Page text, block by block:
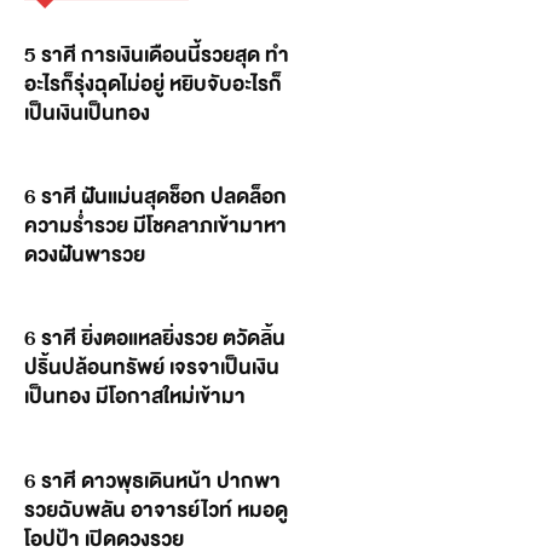
5 ราศี การเงินเดือนนี้รวยสุด ทำ
อะไรก็รุ่งฉุดไม่อยู่ หยิบจับอะไรก็
เป็นเงินเป็นทอง
6 ราศี ฝันแม่นสุดช็อก ปลดล็อก
ความร่ำรวย มีโชคลาภเข้ามาหา
ดวงฝันพารวย
6 ราศี ยิ่งตอแหลยิ่งรวย ตวัดลิ้น
ปริ้นปล้อนทรัพย์ เจรจาเป็นเงิน
เป็นทอง มีโอกาสใหม่เข้ามา
6 ราศี ดาวพุธเดินหน้า ปากพา
รวยฉับพลัน อาจารย์ไวท์ หมอดู
โอปป้า เปิดดวงรวย